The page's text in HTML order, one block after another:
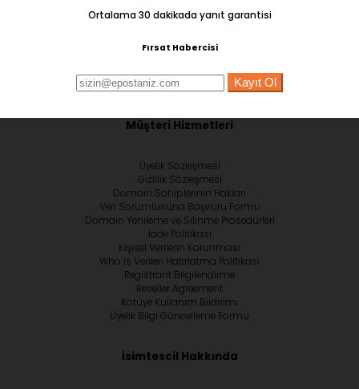
Ortalama 30 dakikada yanıt garantisi
Fırsat Habercisi
Kayıt Ol
Müşteri Hizmetleri
Üyelik Sözleşmesi
Gizlilik Sözleşmesi
Domain Sahiplerinin Hakları
Veri Sorumlusuna Başvuru Formu
Domain Yenileme ve Silinme Prosedürleri
İade Politikası
Kişisel Verilerin Korunması
Who is Verileri Hatırlatma Politikası
Registrant Bilgilendirme
Reseller Agreement
Kötüye Kullanım Bildirimi
Üyelik Bilgi Güncelleme Formu
İsimtescil Hakkında